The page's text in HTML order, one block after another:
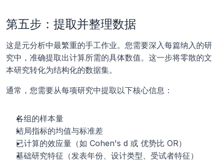
第五步：提取并整理数据
这是元分析中最繁重的手工作业。您需要深入每篇纳入的研
究中，准确提取出计算所需的具体数值。这一步将零散的文
本研究转化为结构化的数据集。
通常，您需要从每项研究中提取以下核心信息：
各组的样本量
结局指标的均值与标准差
已计算的效应量（如 Cohen's d 或 优势比 OR）
基础研究特征（发表年份、设计类型、受试者特征）